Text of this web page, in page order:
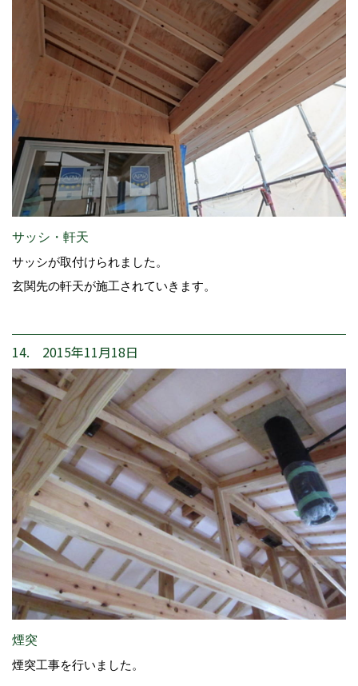
サッシ・軒天
サッシが取付けられました。
玄関先の軒天が施工されていきます。
14. 2015年11月18日
煙突
煙突工事を行いました。